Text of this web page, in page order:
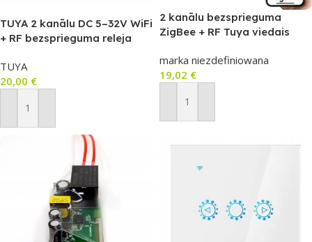
TUYA 2 kanālu DC 5–32V WiFi
+ RF bezsprieguma releja
(SWT042RB)
TUYA
20,00 €
Pievienot Grozam
2 kanālu bezsprieguma
ZigBee + RF Tuya viedais
T842
marka niezdefiniowana
19,02 €
Pievienot Grozam